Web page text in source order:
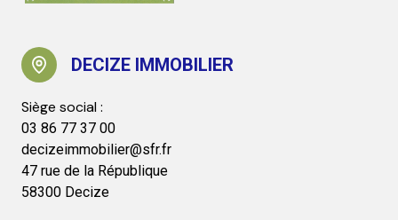
DECIZE IMMOBILIER
03 86 77 37 00
decizeimmobilier@sfr.fr
47 rue de la République
58300 Decize